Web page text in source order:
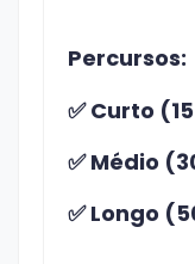
Percursos:
✅ Curto
✅ Médio
✅ Longo